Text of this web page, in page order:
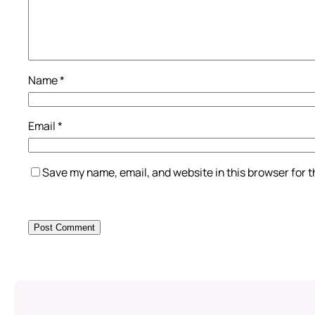
Name*
Email*
Save my name, email, and website in this browser for